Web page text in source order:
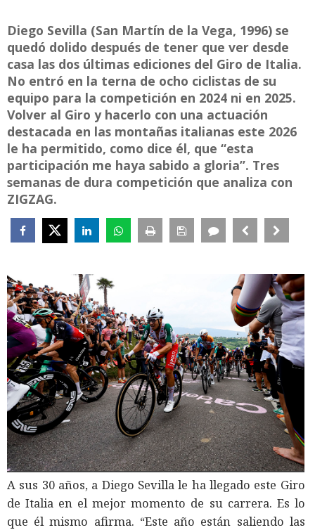
Diego Sevilla (San Martín de la Vega, 1996) se
quedó dolido después de tener que ver desde
casa las dos últimas ediciones del Giro de Italia.
No entró en la terna de ocho ciclistas de su
equipo para la competición en 2024 ni en 2025.
Volver al Giro y hacerlo con una actuación
destacada en las montañas italianas este 2026
le ha permitido, como dice él, que “esta
participación me haya sabido a gloria”. Tres
semanas de dura competición que analiza con
ZIGZAG.
A sus 30 años, a Diego Sevilla le ha llegado este Giro
de Italia en el mejor momento de su carrera. Es lo
que él mismo afirma. “Este año están saliendo las